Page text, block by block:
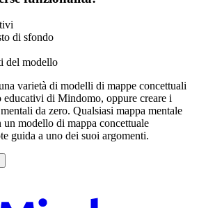
di sfondo
del modello
varietà di modelli di mappe concettuali
educativi di Mindomo, oppure creare i
da zero. Qualsiasi mappa mentale
un modello di mappa concettuale
guida a uno dei suoi argomenti.